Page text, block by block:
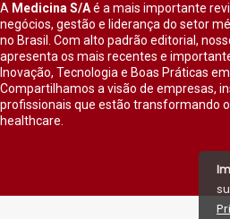
A Medicina S/Aé a mais importante
negócios, gestão e liderança do setor
no Brasil. Com alto padrão editorial,
apresenta os mais recentes e
Inovação, Tecnologia e Boas Práticas em
Compartilhamos a visão de empresas,
profissionais que estão transformando
healthcare.